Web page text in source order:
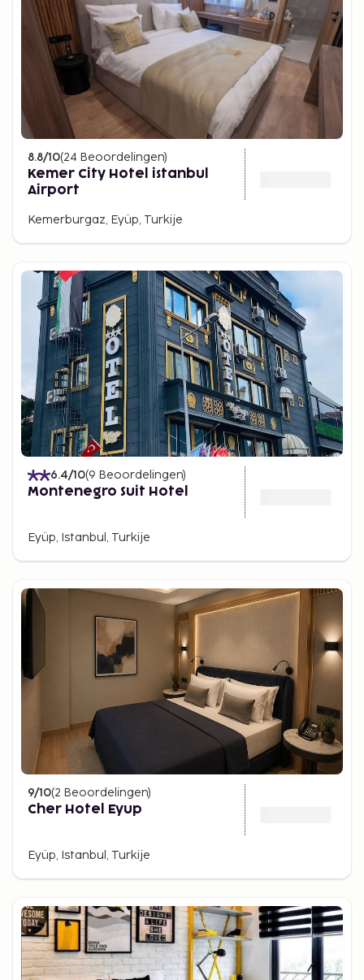
8.8/10(24 Beoordelingen)
Kemer City Hotel istanbul
Airport
Kemerburgaz, Eyüp, Turkije
6.4/10(9 Beoordelingen)
Montenegro Suit Hotel
Eyüp, Istanbul, Turkije
9/10(2 Beoordelingen)
Cher Hotel Eyup
Eyüp, Istanbul, Turkije